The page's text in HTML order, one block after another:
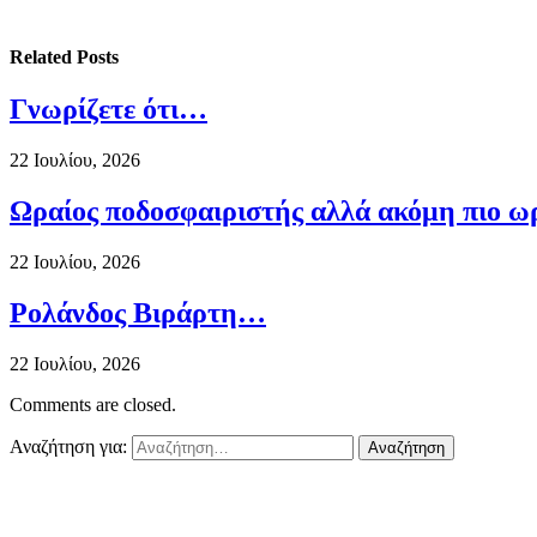
Related Posts
Γνωρίζετε ότι…
22 Ιουλίου, 2026
Ωραίος ποδοσφαιριστής αλλά ακόμη πιο
22 Ιουλίου, 2026
Ρολάνδος Βιράρτη…
22 Ιουλίου, 2026
Comments are closed.
Αναζήτηση για: